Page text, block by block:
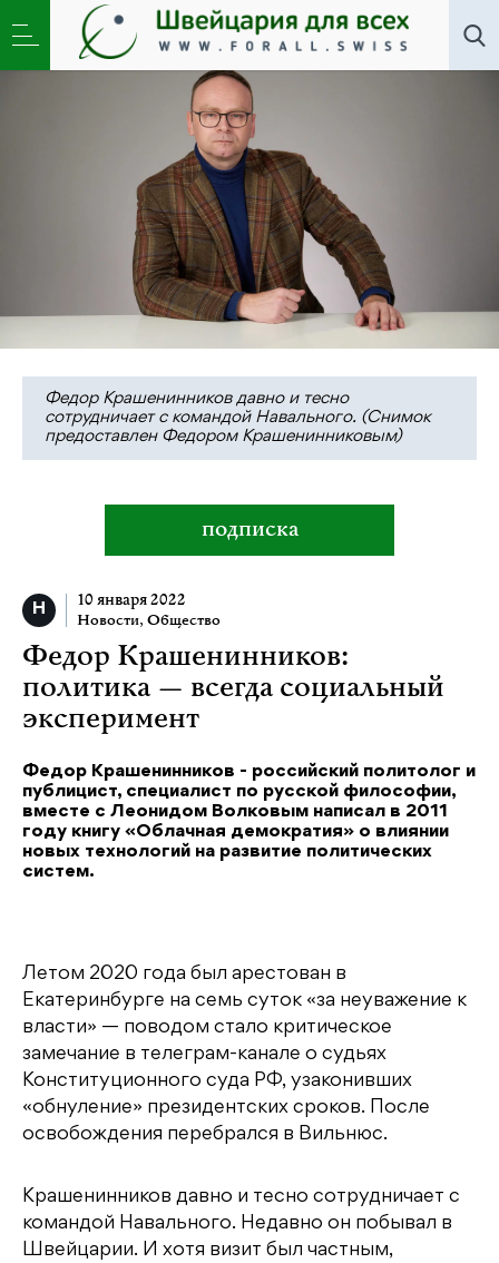
Новости Общество»Федор Крашенинников:
политика — всегда социальный эксперимент
Федор Крашенинников давно и тесно
сотрудничает с командой Навального. (Снимок
предоставлен Федором Крашенинниковым)
подписка
10 января 2022
Новости, Общество
Федор Крашенинников:
политика — всегда социальный
эксперимент
Федор Крашенинников - российский политолог и
публицист, специалист по русской философии,
вместе с Леонидом Волковым написал в 2011
году книгу «Облачная демократия» о влиянии
новых технологий на развитие политических
систем.
Летом 2020 года был арестован в
Екатеринбурге на семь суток «за неуважение к
власти» — поводом стало критическое
замечание в телеграм-канале о судьях
Конституционного суда РФ, узаконивших
«обнуление» президентских сроков. После
освобождения перебрался в Вильнюс.
Крашенинников давно и тесно сотрудничает с
командой Навального. Недавно он побывал в
Швейцарии. И хотя визит был частным,